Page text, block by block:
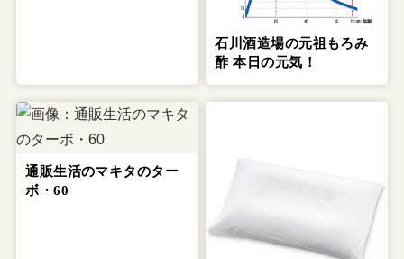
石川酒造場の元祖もろみ
酢 本日の元気！
通販生活のマキタのター
ボ・60